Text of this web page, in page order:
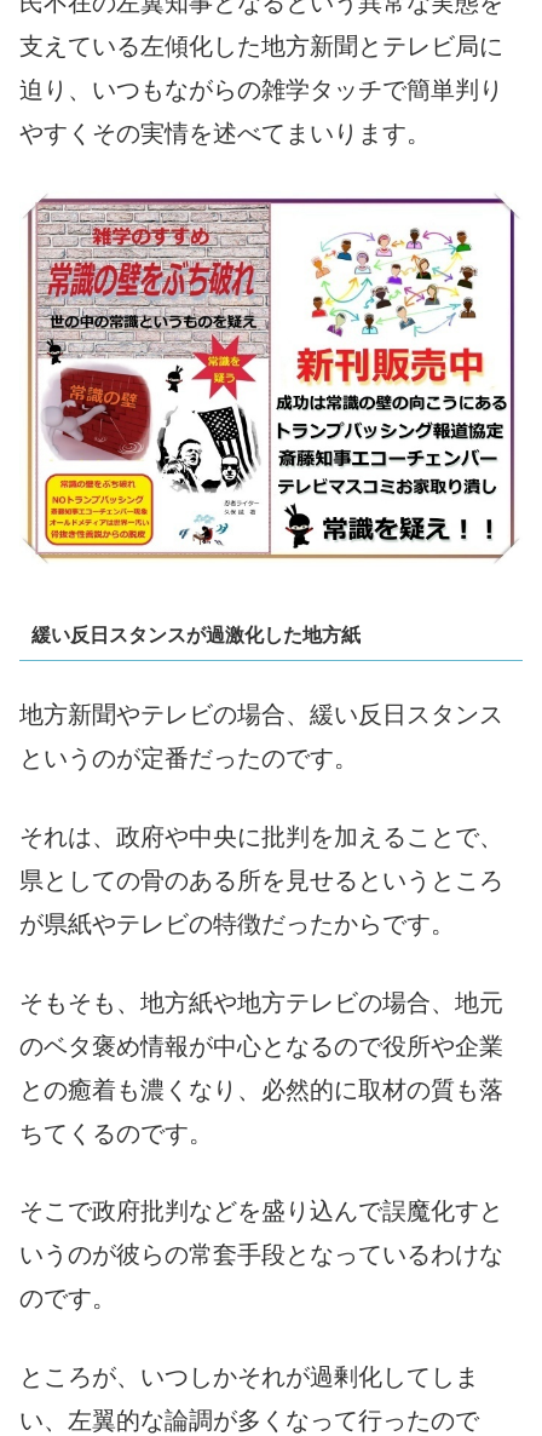
支えている左傾化した地方新聞とテレビ局に
迫り、いつもながらの雑学タッチで簡単判り
やすくその実情を述べてまいります。
緩い反日スタンスが過激化した地方紙
地方新聞やテレビの場合、緩い反日スタンス
というのが定番だったのです。
それは、政府や中央に批判を加えることで、
県としての骨のある所を見せるというところ
が県紙やテレビの特徴だったからです。
そもそも、地方紙や地方テレビの場合、地元
のベタ褒め情報が中心となるので役所や企業
との癒着も濃くなり、必然的に取材の質も落
ちてくるのです。
そこで政府批判などを盛り込んで誤魔化すと
いうのが彼らの常套手段となっているわけな
のです。
ところが、いつしかそれが過剰化してしま
い、左翼的な論調が多くなって行ったので